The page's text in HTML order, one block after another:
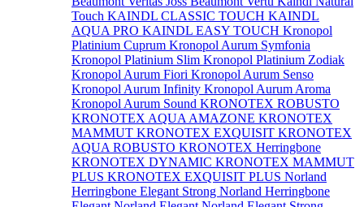
Touch KAINDL CLASSIC TOUCH KAINDL
AQUA PRO KAINDL EASY TOUCH Kronopol
Platinium Cuprum Kronopol Aurum Symfonia
Kronopol Platinium Slim Kronopol Platinium Zodiak
Kronopol Aurum Fiori Kronopol Aurum Senso
Kronopol Aurum Infinity Kronopol Aurum Aroma
Kronopol Aurum Sound KRONOTEX ROBUSTO
KRONOTEX AQUA AMAZONE KRONOTEX
MAMMUT KRONOTEX EXQUISIT KRONOTEX
AQUA ROBUSTO KRONOTEX Herringbone
KRONOTEX DYNAMIC KRONOTEX MAMMUT
PLUS KRONOTEX EXQUISIT PLUS Norland
Herringbone Elegant Strong Norland Herringbone